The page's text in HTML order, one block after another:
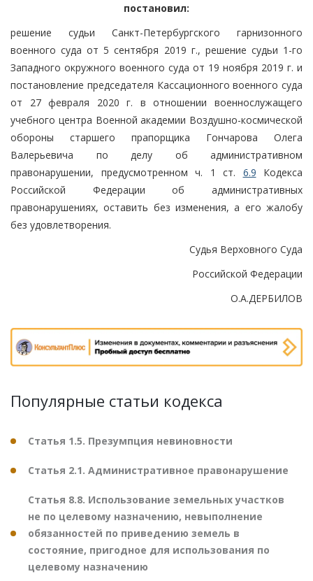
постановил:
решение судьи Санкт-Петербургского гарнизонного
военного суда от 5 сентября 2019 г., решение судьи 1-го
Западного окружного военного суда от 19 ноября 2019 г. и
постановление председателя Кассационного военного суда
от 27 февраля 2020 г. в отношении военнослужащего
учебного центра Военной академии Воздушно-космической
обороны старшего прапорщика Гончарова Олега
Валерьевича по делу об административном
правонарушении, предусмотренном ч. 1 ст. 6.9 Кодекса
Российской Федерации об административных
правонарушениях, оставить без изменения, а его жалобу
без удовлетворения.
Судья Верховного Суда
Российской Федерации
О.А.ДЕРБИЛОВ
Популярные статьи кодекса
Статья 1.5. Презумпция невиновности
Статья 2.1. Административное правонарушение
Статья 8.8. Использование земельных участков
не по целевому назначению, невыполнение
обязанностей по приведению земель в
состояние, пригодное для использования по
целевому назначению